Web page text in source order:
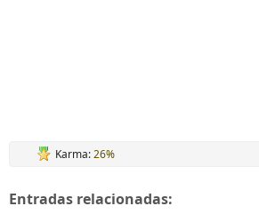
Karma:26%
Entradas relacionadas: